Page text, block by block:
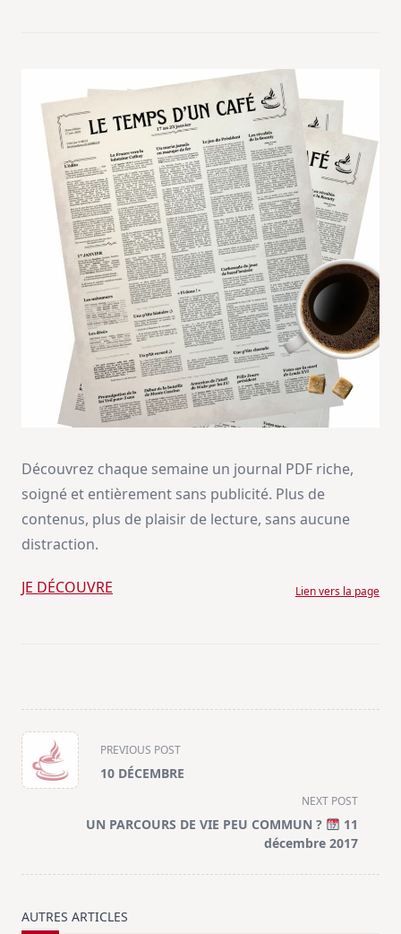
Découvrez chaque semaine un journal PDF riche,
soigné et entièrement sans publicité. Plus de
contenus, plus de plaisir de lecture, sans aucune
distraction.
JE DÉCOUVRE Lien vers la page
<span
class="nav-
subtitle
PREVIOUS POST
10 DÉCEMBRE
NEXT POST
UN PARCOURS DE VIE PEU COMMUN ?
11
décembre 2017
AUTRES ARTICLES